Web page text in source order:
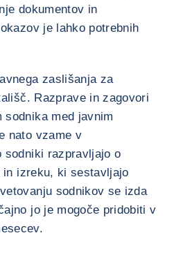
dokumentov in
je lahko potrebnih
zaslišanja za
Razprave in zagovori
sodnika med javnim
nato vzame v
sodniki razpravljajo o
izreku, ki sestavljajo
sodnikov se izda
jo je mogoče pridobiti v